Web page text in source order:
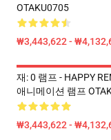
OTAKU0705
₩3,443,622 -
재: 0 램프 - HAPPY
애니메이션 램프
₩3,443,622 -